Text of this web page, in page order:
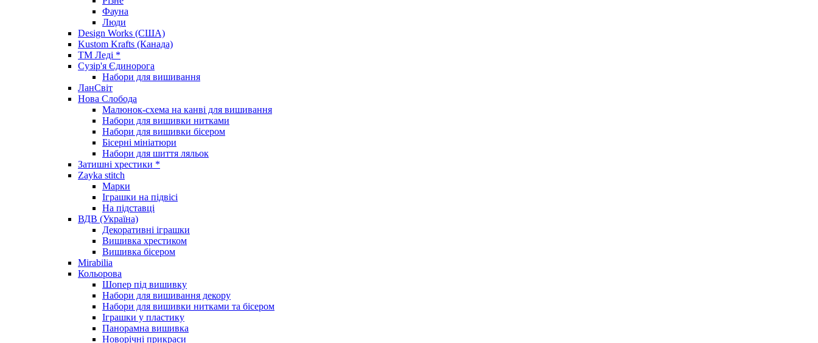
Фауна
Люди
Design Works (США)
Kustom Krafts (Канада)
ТМ Леді *
Сузір'я Єдинорога
Набори для вишивання
ЛанСвіт
Нова Слобода
Малюнок-схема на канві для вишивання
Набори для вишивки нитками
Набори для вишивки бісером
Бісерні мініатюри
Набори для шиття ляльок
Затишні хрестики *
Zayka stitch
Марки
Іграшки на підвісі
На підставці
ВДВ (Україна)
Декоративні іграшки
Вишивка хрестиком
Вишивка бісером
Mirabilia
Кольорова
Шопер під вишивку
Набори для вишивання декору
Набори для вишивки нитками та бісером
Іграшки у пластику
Панорамна вишивка
Новорічні прикраси